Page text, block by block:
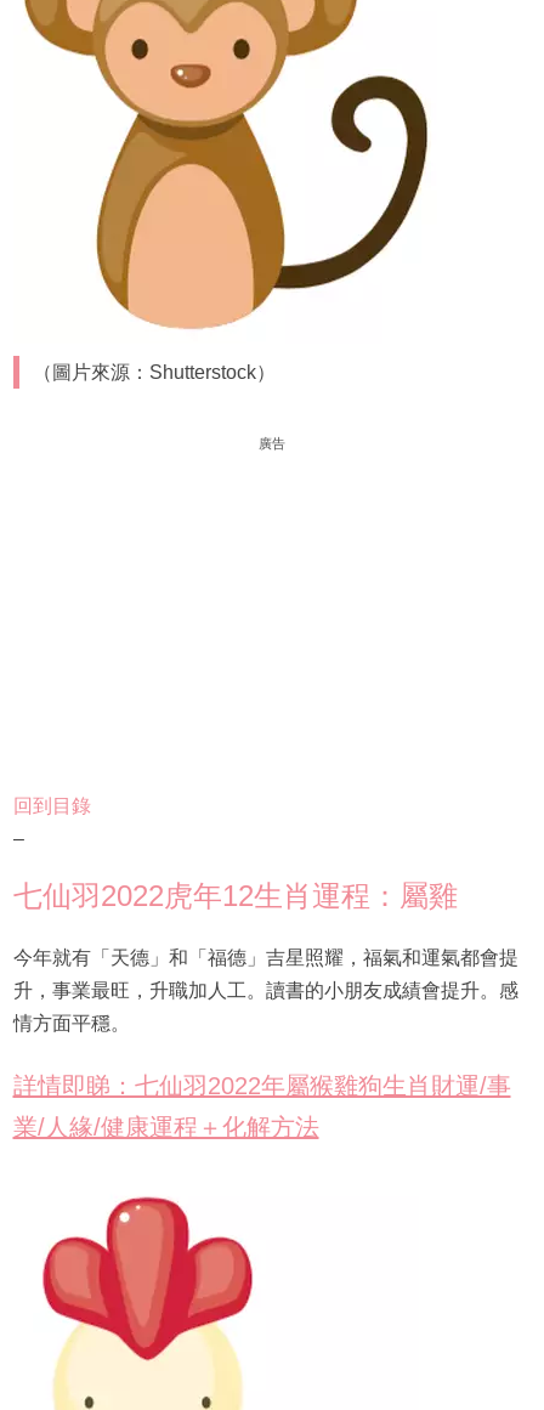
（圖片來源：Shutterstock）
廣告
回到目錄
–
七仙羽2022虎年12生肖運程：屬雞
今年就有「天德」和「福德」吉星照耀，福氣和運氣都會提
升，事業最旺，升職加人工。讀書的小朋友成績會提升。感
情方面平穩。
詳情即睇：七仙羽2022年屬猴雞狗生肖財運/事
業/人緣/健康運程＋化解方法